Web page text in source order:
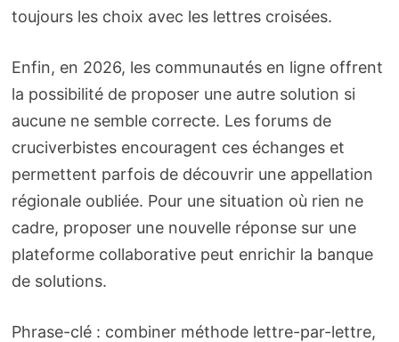
toujours les choix avec les lettres croisées.
Enfin, en 2026, les communautés en ligne offrent
la possibilité de proposer une autre solution si
aucune ne semble correcte. Les forums de
cruciverbistes encouragent ces échanges et
permettent parfois de découvrir une appellation
régionale oubliée. Pour une situation où rien ne
cadre, proposer une nouvelle réponse sur une
plateforme collaborative peut enrichir la banque
de solutions.
Phrase-clé : combiner méthode lettre-par-lettre,